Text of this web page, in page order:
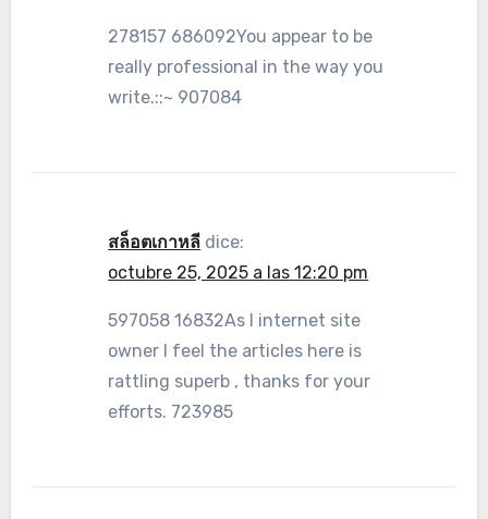
278157 686092You appear to be
really professional in the way you
write.::~ 907084
สล็อตเกาหลี dice:
octubre 25, 2025 a las 12:20 pm
597058 16832As I internet site
owner I feel the articles here is
rattling superb , thanks for your
efforts. 723985